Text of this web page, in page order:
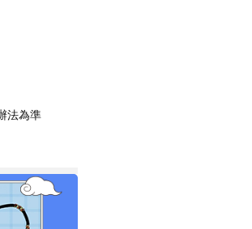
法為準